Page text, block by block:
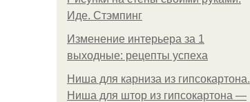
Иде. Стэмпинг
Изменение интерьера за 1
выходные: рецепты успеха
Ниша для карниза из гипсокартона.
Ниша для штор из гипсокартона —